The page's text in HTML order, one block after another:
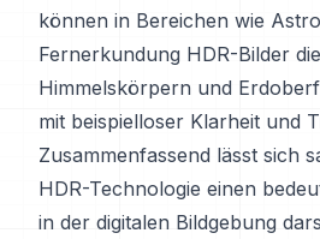
können in Bereichen wie
Fernerkundung HDR-Bilder
Himmelskörpern und
mit beispielloser Klarheit und
Zusammenfassend lässt sich
HDR-Technologie einen
in der digitalen Bildgebung